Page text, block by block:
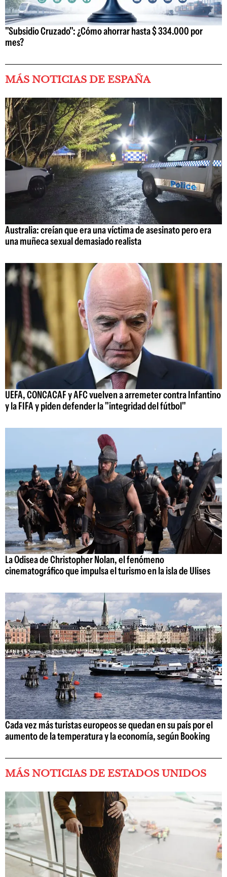
"Subsidio Cruzado": ¿Cómo ahorrar hasta $ 334.000 por
mes?
MÁS NOTICIAS DE ESPAÑA
Australia: creían que era una víctima de asesinato pero era
una muñeca sexual demasiado realista
UEFA, CONCACAF y AFC vuelven a arremeter contra Infantino
y la FIFA y piden defender la "integridad del fútbol"
La Odisea de Christopher Nolan, el fenómeno
cinematográfico que impulsa el turismo en la isla de Ulises
Cada vez más turistas europeos se quedan en su país por el
aumento de la temperatura y la economía, según Booking
MÁS NOTICIAS DE ESTADOS UNIDOS